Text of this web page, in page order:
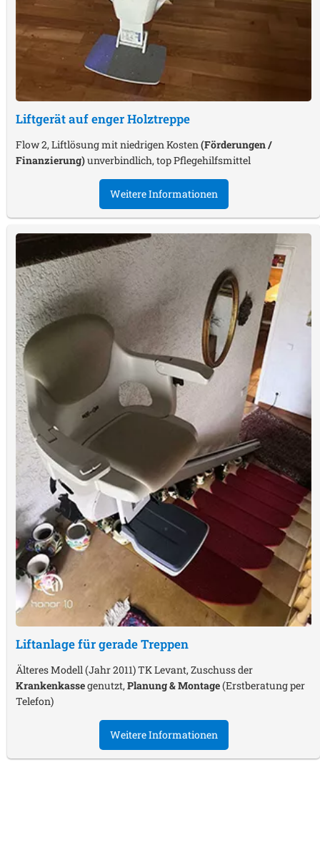
Liftgerät auf enger Holztreppe
Flow 2, Liftlösung mit niedrigen Kosten (Förderungen /
Finanzierung)unverbindlich, top Pflegehilfsmittel
Weitere Informationen
Liftanlage für gerade Treppen
Älteres Modell (Jahr 2011) TK Levant, Zuschuss der
Krankenkassegenutzt,Planung & Montage(Erstberatung per
Telefon)
Weitere Informationen